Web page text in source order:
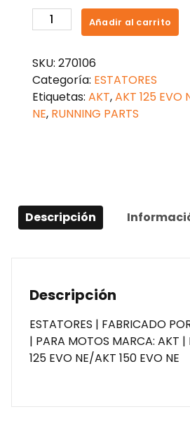
ESTATOR
AKT
NE
cantidad
Añadir al carrito
SKU: 270106
Categoría: ESTATORES
Etiquetas: AKT,AKT 125 EVO
NE, RUNNING PARTS
Descripción
Descripción
ESTATORES | FABRICADO
| PARA MOTOS MARCA: AKT |
125 EVO NE/AKT 150 EVO NE